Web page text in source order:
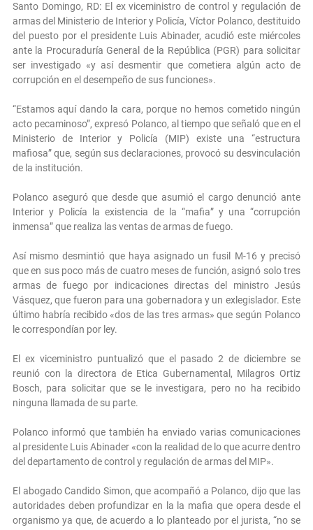
Santo Domingo, RD: El ex viceministro de control y regulación de
armas del Ministerio de Interior y Policía, Víctor Polanco, destituido
del puesto por el presidente Luis Abinader, acudió este miércoles
ante la Procuraduría General de la República (PGR) para solicitar
ser investigado «y así desmentir que cometiera algún acto de
corrupción en el desempeño de sus funciones».
“Estamos aquí dando la cara, porque no hemos cometido ningún
acto pecaminoso”, expresó Polanco, al tiempo que señaló que en el
Ministerio de Interior y Policía (MIP) existe una “estructura
mafiosa” que, según sus declaraciones, provocó su desvinculación
de la institución.
Polanco aseguró que desde que asumió el cargo denunció ante
Interior y Policía la existencia de la “mafia” y una “corrupción
inmensa” que realiza las ventas de armas de fuego.
Así mismo desmintió que haya asignado un fusil M-16 y precisó
que en sus poco más de cuatro meses de función, asignó solo tres
armas de fuego por indicaciones directas del ministro Jesús
Vásquez, que fueron para una gobernadora y un exlegislador. Este
último habría recibido «dos de las tres armas» que según Polanco
le correspondían por ley.
El ex viceministro puntualizó que el pasado 2 de diciembre se
reunió con la directora de Etica Gubernamental, Milagros Ortiz
Bosch, para solicitar que se le investigara, pero no ha recibido
ninguna llamada de su parte.
Polanco informó que también ha enviado varias comunicaciones
al presidente Luis Abinader «con la realidad de lo que acurre dentro
del departamento de control y regulación de armas del MIP».
El abogado Candido Simon, que acompañó a Polanco, dijo que las
autoridades deben profundizar en la la mafia que opera desde el
organismo ya que, de acuerdo a lo planteado por el jurista, “no se